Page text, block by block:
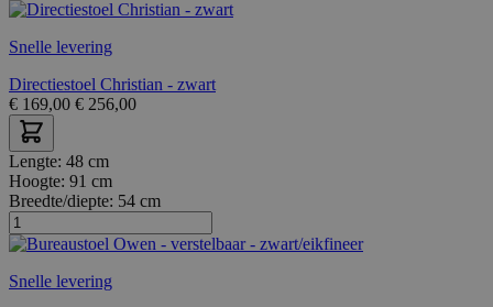
Snelle levering
Directiestoel Christian - zwart
€ 169,00 € 256,00
Lengte: 48 cm
Hoogte: 91 cm
Breedte/diepte: 54 cm
Snelle levering